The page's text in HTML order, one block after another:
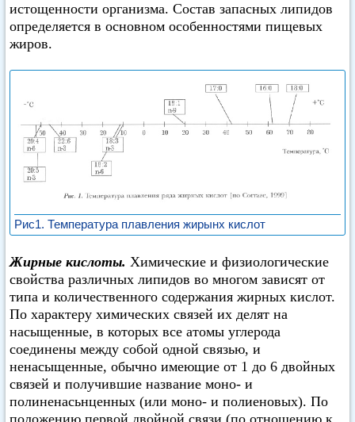
истощенности организма. Состав запасных липидов
определяется в основном особенностями пищевых
жиров.
Рис1. Температура плавления жирынх кислот
Жирные кислоты. Химические и физиологические
свойства различных липидов во многом зависят от
типа и количественного содержания жирных кислот.
По характеру химических связей их делят на
насыщенные, в которых все атомы углерода
соединены между собой одной связью, и
ненасыщенные, обычно имеющие от 1 до 6 двойных
связей и получившие название моно- и
полиненасьнценных (или моно- и полиеновых). По
положению первой двойной связи (по отношению к